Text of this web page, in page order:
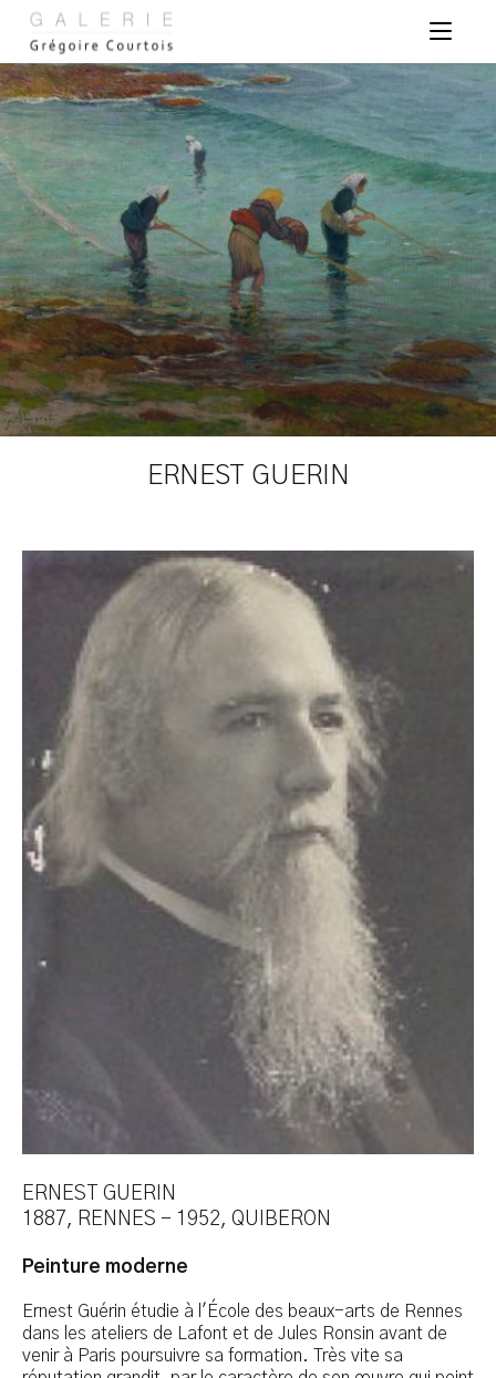
ERNEST GUERIN
ERNEST GUERIN
1887, RENNES – 1952, QUIBERON
Peinture moderne
Ernest Guérin étudie à l'École des beaux-arts de Rennes
dans les ateliers de Lafont et de Jules Ronsin avant de
venir à Paris poursuivre sa formation. Très vite sa
Panneau de gestion des cookies